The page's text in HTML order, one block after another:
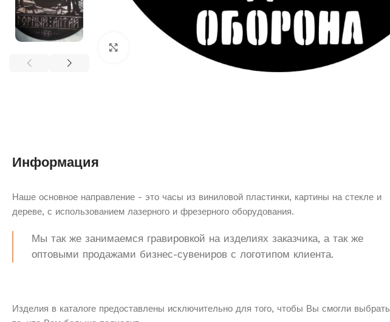
Нажмите, чтобы увеличить
Информация
Наше основное направление - это часы из виниловой пластинки, картины на стекле и
дереве, с использованием лазерного и фрезерного оборудования.
Мы так же занимаемся гравировкой на изделиях заказчика, а так же
оптовыми продажами бизнес-сувениров с логотипом клиента.
Изделия в каталоге предоставлены исключительно для того, чтобы Вы смогли выбрать